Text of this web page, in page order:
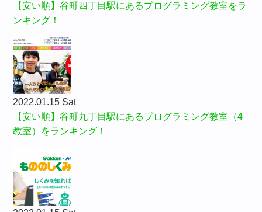
【安い順】谷町四丁目駅にあるプログラミング教室をラ
ンキング！
2022.01.15 Sat
【安い順】谷町九丁目駅にあるプログラミング教室（4
教室）をランキング！